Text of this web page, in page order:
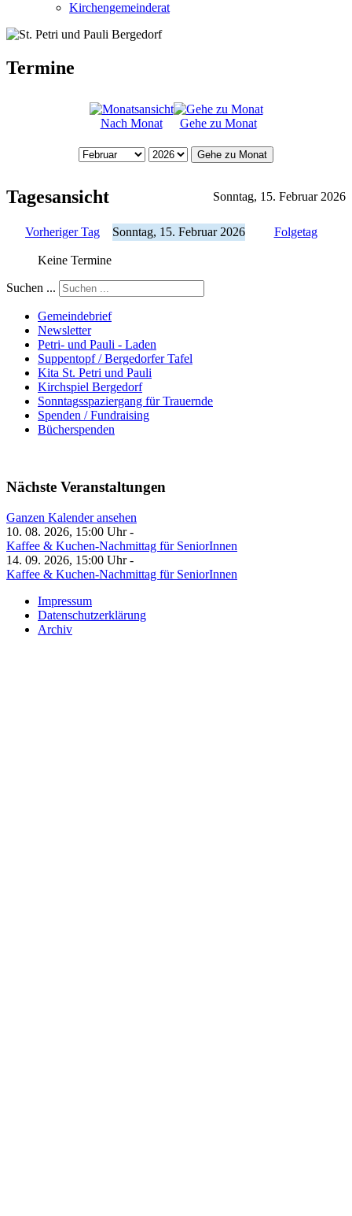
Kirchengemeinderat
Termine
Nach Monat Gehe zu Monat
Gehe zu Monat
Tagesansicht Sonntag, 15. Februar 2026
Vorheriger Tag Sonntag, 15. Februar 2026 Folgetag
Keine Termine
Suchen ...
Gemeindebrief
Newsletter
Petri- und Pauli - Laden
Suppentopf / Bergedorfer Tafel
Kita St. Petri und Pauli
Kirchspiel Bergedorf
Sonntagsspaziergang für Trauernde
Spenden / Fundraising
Bücherspenden
Nächste Veranstaltungen
Ganzen Kalender ansehen
10. 08. 2026, 15:00 Uhr -
Kaffee & Kuchen-Nachmittag für SeniorInnen
14. 09. 2026, 15:00 Uhr -
Kaffee & Kuchen-Nachmittag für SeniorInnen
Impressum
Datenschutzerklärung
Archiv